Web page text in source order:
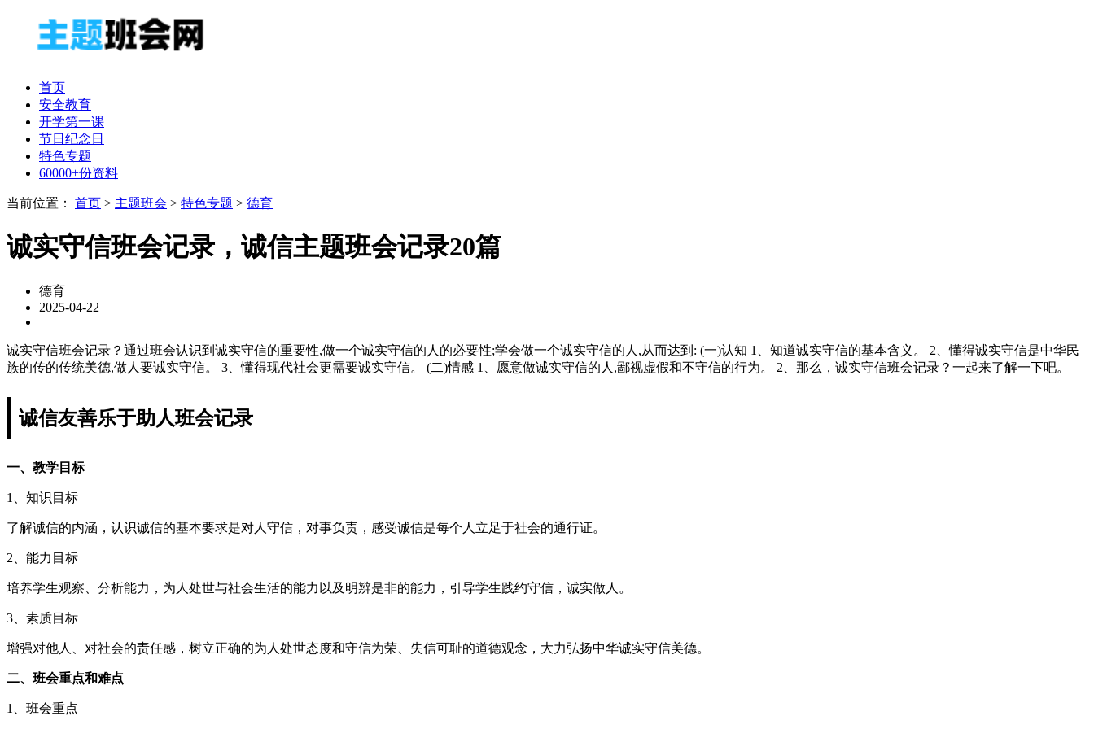
首页
安全教育
开学第一课
节日纪念日
特色专题
60000+份资料
当前位置： 首页 > 主题班会 > 特色专题 > 德育
诚实守信班会记录，诚信主题班会记录20篇
德育
2025-04-22
诚实守信班会记录？通过班会认识到诚实守信的重要性,做一个诚实守信的人的必要性;学会做一个诚实守信的人,从而达到: (一)认知 1、知道诚实守信的基本含义。 2、懂得诚实守信是中华民
族的传的传统美德,做人要诚实守信。 3、懂得现代社会更需要诚实守信。 (二)情感 1、愿意做诚实守信的人,鄙视虚假和不守信的行为。 2、那么，诚实守信班会记录？一起来了解一下吧。
诚信友善乐于助人班会记录
一、教学目标
1、知识目标
了解诚信的内涵，认识诚信的基本要求是对人守信，对事负责，感受诚信是每个人立足于社会的通行证。
2、能力目标
培养学生观察、分析能力，为人处世与社会生活的能力以及明辨是非的能力，引导学生践约守信，诚实做人。
3、素质目标
增强对他人、对社会的责任感，树立正确的为人处世态度和守信为荣、失信可耻的道德观念，大力弘扬中华诚实守信美德。
二、班会重点和难点
1、班会重点